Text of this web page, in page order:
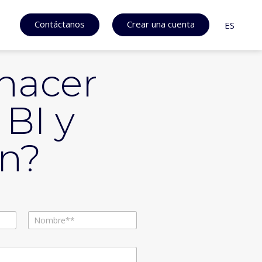
Contáctanos Crear una cuenta ES
y